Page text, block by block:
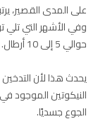
على المدى القصير،
وفي الأشهر التي
حوالي 5 إلى 10 أرطال.
يحدث هذا لأن
النيكوتين الموجود
الجوع جسديًا.